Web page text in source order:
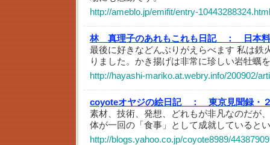
http://ameblo.jp/emifit/entry-10443288324.html
林 真理子のあれもこれも日記 ：
日本
最後に好きなどんぶりがえらべます 私は鉄
りました。かき揚げは非常に珍しい岩牡蠣
http://hayashi-mariko.at.webry.info/200902/
coyoteオヤジの絵日記 ：
東京見聞録・
素材、技術、発想、どれもが非凡なのだが
体が一回の「食事」として成就していると
http://blogs.yahoo.co.jp/coyote8989/